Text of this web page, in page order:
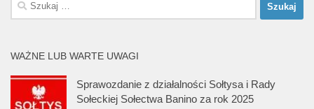
WAŻNE LUB WARTE UWAGI
Sprawozdanie z działalności Sołtysa i Rady
Sołeckiej Sołectwa Banino za rok 2025